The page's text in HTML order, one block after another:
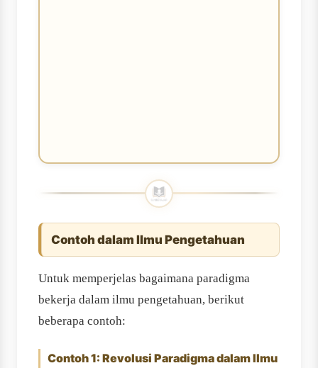
Contoh dalam Ilmu Pengetahuan
Untuk memperjelas bagaimana paradigma
bekerja dalam ilmu pengetahuan, berikut
beberapa contoh:
Contoh 1: Revolusi Paradigma dalam Ilmu